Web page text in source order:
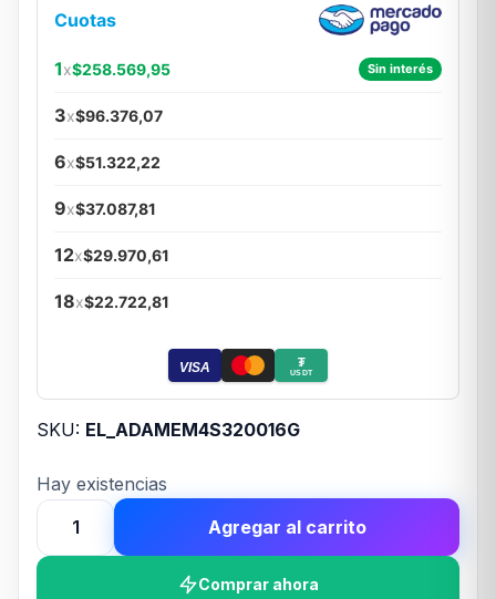
Cuotas
1x$258.569,95 Sin interés
3x$96.376,07
6x$51.322,22
9x$37.087,81
12x$29.970,61
18x$22.722,81
VISA ₮
USDT
SKU: EL_ADAMEM4S320016G
Hay existencias
Memoria
Ram
Agregar al carrito
Comprar ahora